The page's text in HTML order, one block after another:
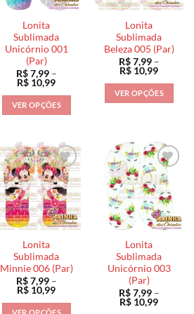
podem
ser
escolhidas
na
página
do
produto
podem
ser
escolhidas
na
página
do
produto
Lonita
Sublimada
Unicórnio 001
(Par)
R$7,99 –
R$ 10,99Faixa
preço:
R$ 7,99
através
VER OPÇÕES
tem
várias
variantes.
As
opções
podem
ser
escolhidas
na
página
do
Lonita
Sublimada
Beleza 005 (Par)
R$7,99 –
R$ 10,99Faixa
preço:
R$ 7,99
através
VER OPÇÕES
várias
variantes.
As
opções
podem
ser
escolhidas
na
página
do
produto
Lonita
Sublimada
Minnie 006 (Par)
R$7,99 –
R$ 10,99Faixa
preço:
Lonita
Sublimada
Unicórnio 003
(Par)
R$7,99 –
R$ 10,99Faixa